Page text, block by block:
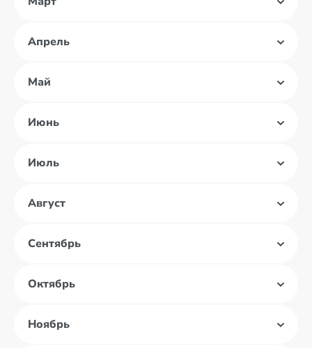
Апрель
Май
Июнь
Июль
Август
Сентябрь
Октябрь
Ноябрь